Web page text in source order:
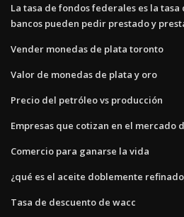
La tasa de fondos federales es la
bancos pueden pedir prestado y
Vender monedas de plata toronto
Valor de monedas de plata y oro
Precio del petróleo vs producción
Empresas que cotizan en el mercado
Comercio para ganarse la vida
¿qué es el aceite doblemente refinado_
Tasa de descuento de wacc